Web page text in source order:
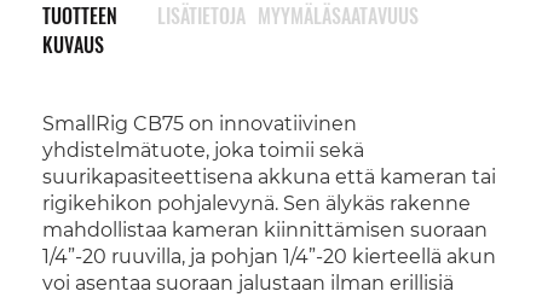
TUOTTEEN
KUVAUS
SmallRig CB75 on innovatiivinen
yhdistelmätuote, joka toimii sekä
suurikapasiteettisena akkuna että kameran tai
rigikehikon pohjalevynä. Sen älykäs rakenne
mahdollistaa kameran kiinnittämisen suoraan
1/4”-20 ruuvilla, ja pohjan 1/4”-20 kierteellä akun
voi asentaa suoraan jalustaan ilman erillisiä
LISÄTIETOJA MYYMÄLÄSAATAVUUS